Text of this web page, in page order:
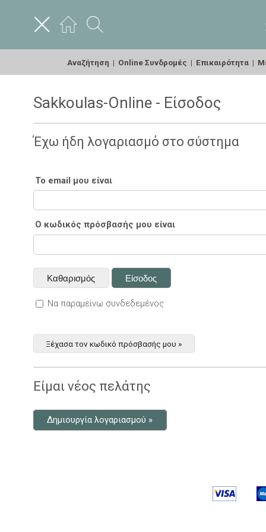
Αναζήτηση | Online Συνδρομές | Επικαιρότητα |
Sakkoulas-Online - Είσοδος
Έχω ήδη λογαριασμό στο σύστημα
Το email μου είναι
Ο κωδικός πρόσβασής μου είναι
Να παραμείνω συνδεδεμένος
Ξέχασα τον κωδικό πρόσβασής μου »
Είμαι νέος πελάτης
Δημιουργία λογαριασμού »